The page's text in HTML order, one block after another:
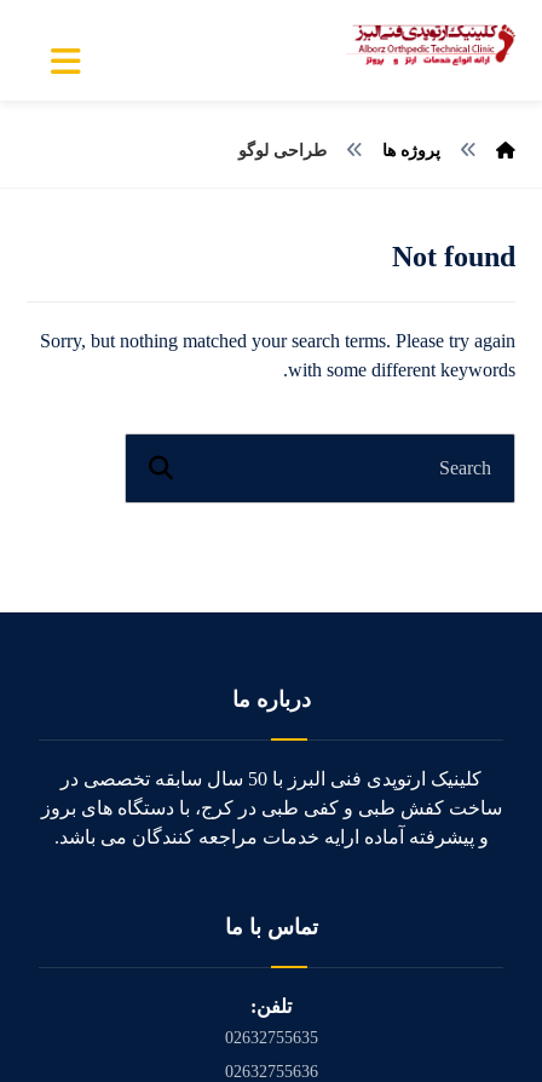
پروژه ها طراحی لوگو
Not found
Sorry, but nothing matched your search terms. Please try again
with some different keywords.
درباره ما
کلینیک ارتوپدی فنی البرز با 50 سال سابقه تخصصی در
ساخت کفش طبی و کفی طبی در کرج، با دستگاه های بروز
و پیشرفته آماده ارایه خدمات مراجعه کنندگان می باشد.
تماس با ما
تلفن:
02632755635
02632755636